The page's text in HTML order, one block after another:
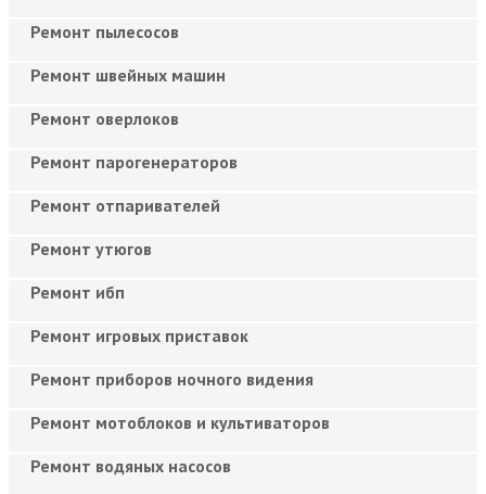
Ремонт пылесосов
Ремонт швейных машин
Ремонт оверлоков
Ремонт парогенераторов
Ремонт отпаривателей
Ремонт утюгов
Ремонт ибп
Ремонт игровых приставок
Ремонт приборов ночного видения
Ремонт мотоблоков и культиваторов
Ремонт водяных насосов